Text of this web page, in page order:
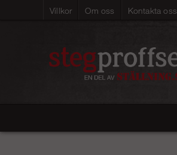
Villkor Om oss Kontakta oss